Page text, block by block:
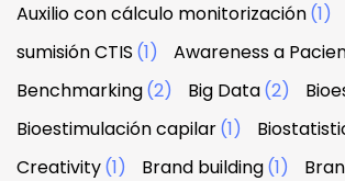
Auxilio con cálculo monitorización(1)
sumisión CTIS (1) Awareness a
Benchmarking(2) Big Data(2)
Bioestimulación capilar(1)
Creativity(1) Brand building(1)